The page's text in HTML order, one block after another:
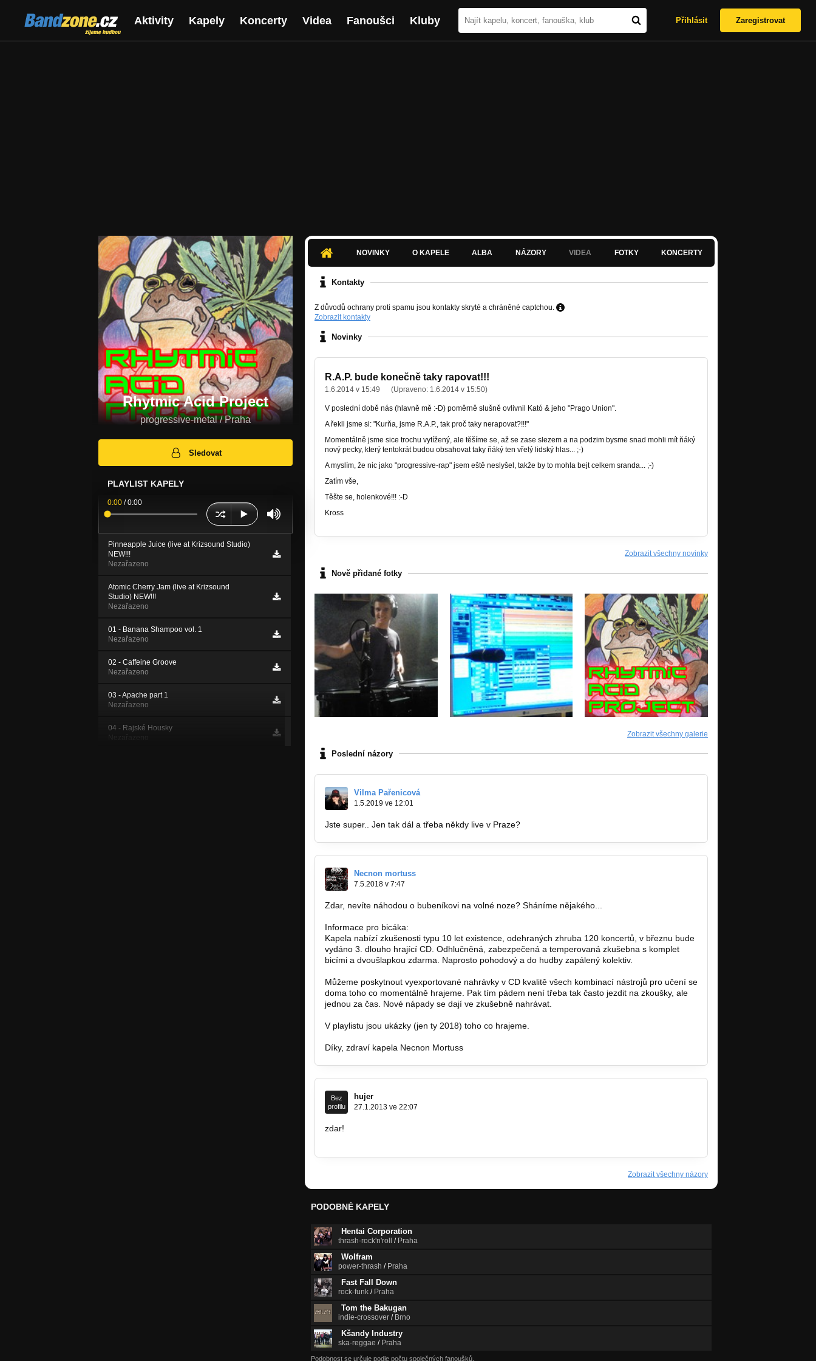
Bandzone.cz
žijeme hudbou
Aktivity Kapely Koncerty Videa Fanoušci Kluby Přihlásit Zaregistrovat
Rhytmic Acid Project
progressive-metal / Praha
Sledovat
PLAYLIST KAPELY
0:00 /0:00
Pinneapple Juice (live at Krizsound Studio)
NEW!!!
Nezařazeno
Atomic Cherry Jam (live at Krizsound
Studio) NEW!!!
Nezařazeno
01 - Banana Shampoo vol. 1
Nezařazeno
02 - Caffeine Groove
Nezařazeno
03 - Apache part 1
Nezařazeno
04 - Rajské Housky
Nezařazeno
NOVINKY O KAPELE ALBA NÁZORY VIDEA FOTKY KONCERTY
Kontakty
Z důvodů ochrany proti spamu jsou kontakty skryté a chráněné captchou.
Zobrazit kontakty
Novinky
R.A.P. bude konečně taky rapovat!!!
1.6.2014 v 15:49 (Upraveno: 1.6.2014 v 15:50)
V poslední době nás (hlavně mě :-D) poměrně slušně ovlivnil Kató & jeho "Prago Union".
A řekli jsme si: "Kurňa, jsme R.A.P., tak proč taky nerapovat?!!!"
Momentálně jsme sice trochu vytížený, ale těšíme se, až se zase slezem a na podzim bysme snad mohli mít ňáký
nový pecky, který tentokrát budou obsahovat taky ňáký ten vřelý lidský hlas... ;-)
A myslím, že nic jako "progressive-rap" jsem eště neslyšel, takže by to mohla bejt celkem sranda... ;-)
Zatím vše,
Těšte se, holenkové!!! :-D
Kross
Zobrazit všechny novinky
Nově přidané fotky
Zobrazit všechny galerie
Poslední názory
Vilma Pařenicová
1.5.2019 ve 12:01
Jste super.. Jen tak dál a třeba někdy live v Praze?
Necnon mortuss
7.5.2018 v 7:47
Zdar, nevíte náhodou o bubeníkovi na volné noze? Sháníme nějakého...
Informace pro bicáka:
Kapela nabízí zkušenosti typu 10 let existence, odehraných zhruba 120 koncertů, v březnu bude
vydáno 3. dlouho hrající CD. Odhlučněná, zabezpečená a temperovaná zkušebna s komplet
bicími a dvoušlapkou zdarma. Naprosto pohodový a do hudby zapálený kolektiv.
Můžeme poskytnout vyexportované nahrávky v CD kvalitě všech kombinací nástrojů pro učení se
doma toho co momentálně hrajeme. Pak tím pádem není třeba tak často jezdit na zkoušky, ale
jednou za čas. Nové nápady se dají ve zkušebně nahrávat.
V playlistu jsou ukázky (jen ty 2018) toho co hrajeme.
Díky, zdraví kapela Necnon Mortuss
Bez
profilu
hujer
27.1.2013 ve 22:07
zdar!
Zobrazit všechny názory
PODOBNÉ KAPELY
Hentai Corporation
thrash-rock'n'roll / Praha
Wolfram
power-thrash / Praha
Fast Fall Down
rock-funk / Praha
Tom the Bakugan
indie-crossover / Brno
Kšandy Industry
ska-reggae / Praha
Podobnost se určuje podle počtu společných fanoušků.